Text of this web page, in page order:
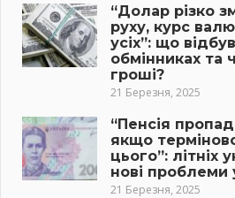
“Долар різко
руху, курс
усіх”: що
обмінниках та
гроші?
21 Березня, 2025
“Пенсія
якщо
цього”: літніх
нові проблеми
21 Березня, 2025